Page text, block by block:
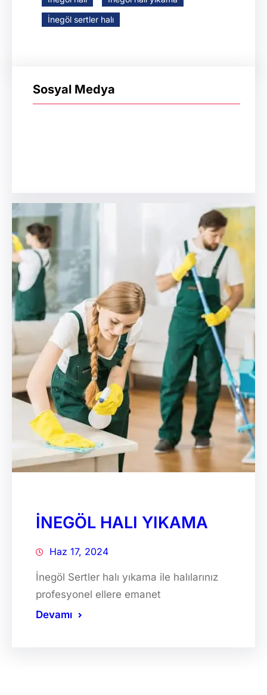
İnegöl sertler halı
Sosyal Medya
İNEGÖL HALI YIKAMA
Haz 17, 2024
İnegöl Sertler halı yıkama ile halılarınız
profesyonel ellere emanet
Devamı